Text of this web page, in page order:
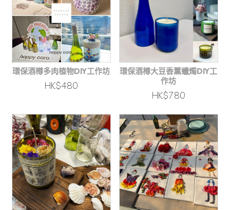
環保酒樽多肉植物DIY工作坊
HK$480
環保酒樽大豆香薰蠟燭DIY工
作坊
HK$780